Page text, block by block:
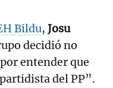
Bildu, Josu
decidió no
entender que
del PP”.